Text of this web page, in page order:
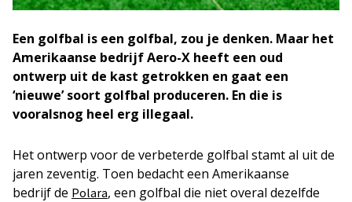
Een golfbal is een golfbal, zou je denken. Maar het
Amerikaanse bedrijf Aero-X heeft een oud
ontwerp uit de kast getrokken en gaat een
‘nieuwe’ soort golfbal produceren. En die is
vooralsnog heel erg illegaal.
Het ontwerp voor de verbeterde golfbal stamt al uit de
jaren zeventig. Toen bedacht een Amerikaanse
bedrijf de Polara, een golfbal die niet overal dezelfde